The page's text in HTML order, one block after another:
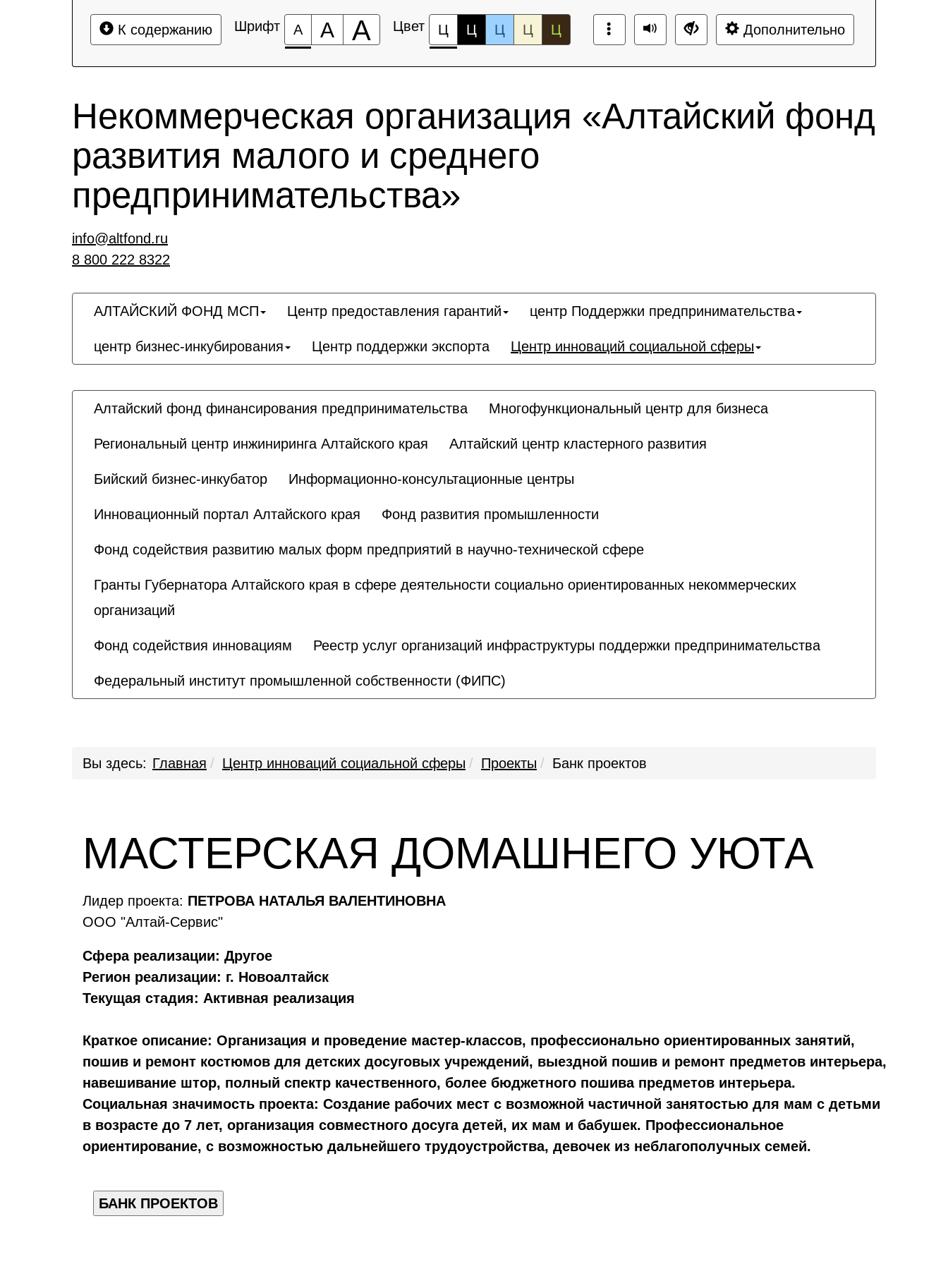
К содержанию Шрифт А А А Цвет Ц Ц Ц Ц Ц Дополнительно
Некоммерческая организация «Алтайский фонд
развития малого и среднего
предпринимательства»
info@altfond.ru
8 800 222 8322
АЛТАЙСКИЙ ФОНД МСП Центр предоставления гарантий центр Поддержки предпринимательства
центр бизнес-инкубирования Центр поддержки экспорта Центр инноваций социальной сферы
Алтайский фонд финансирования предпринимательства Многофункциональный центр для бизнеса
Региональный центр инжиниринга Алтайского края Алтайский центр кластерного развития
Бийский бизнес-инкубатор Информационно-консультационные центры
Инновационный портал Алтайского края Фонд развития промышленности
Фонд содействия развитию малых форм предприятий в научно-технической сфере
Гранты Губернатора Алтайского края в сфере деятельности социально ориентированных некоммерческих
организаций
Фонд содействия инновациям Реестр услуг организаций инфраструктуры поддержки предпринимательства
Федеральный институт промышленной собственности (ФИПС)
Вы здесь: Главная Центр инноваций социальной сферы Проекты Банк проектов
МАСТЕРСКАЯ ДОМАШНЕГО УЮТА
Лидер проекта: ПЕТРОВА НАТАЛЬЯ ВАЛЕНТИНОВНА
ООО "Алтай-Сервис"
Сфера реализации: Другое
Регион реализации: г. Новоалтайск
Текущая стадия: Активная реализация
Краткое описание: Организация и проведение мастер-классов, профессионально ориентированных занятий,
пошив и ремонт костюмов для детских досуговых учреждений, выездной пошив и ремонт предметов интерьера,
навешивание штор, полный спектр качественного, более бюджетного пошива предметов интерьера.
Социальная значимость проекта: Создание рабочих мест с возможной частичной занятостью для мам с детьми
в возрасте до 7 лет, организация совместного досуга детей, их мам и бабушек. Профессиональное
ориентирование, с возможностью дальнейшего трудоустройства, девочек из неблагополучных семей.
БАНК ПРОЕКТОВ